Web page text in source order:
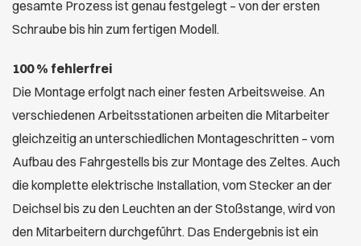
gesamte Prozess ist genau festgelegt – von der ersten
Schraube bis hin zum fertigen Modell.
100 % fehlerfrei
Die Montage erfolgt nach einer festen Arbeitsweise. An
verschiedenen Arbeitsstationen arbeiten die Mitarbeiter
gleichzeitig an unterschiedlichen Montageschritten – vom
Aufbau des Fahrgestells bis zur Montage des Zeltes. Auch
die komplette elektrische Installation, vom Stecker an der
Deichsel bis zu den Leuchten an der Stoßstange, wird von
den Mitarbeitern durchgeführt. Das Endergebnis ist ein